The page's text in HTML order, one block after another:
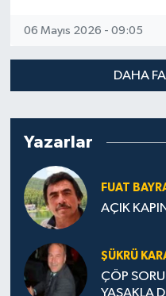
06 Mayıs 2026 - 09:05
DAHA
Yazarlar
FUAT
AÇIK
ŞÜKRÜ
ÇÖP